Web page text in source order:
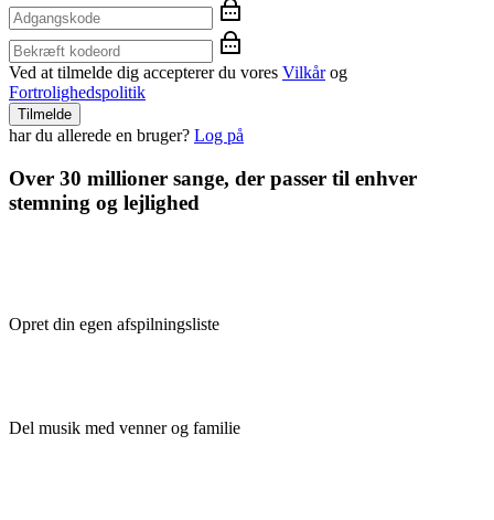
Ved at tilmelde dig accepterer du vores Vilkår og
Fortrolighedspolitik
Tilmelde
har du allerede en bruger? Log på
Over 30 millioner sange, der passer til enhver
stemning og lejlighed
Opret din egen afspilningsliste
Del musik med venner og familie